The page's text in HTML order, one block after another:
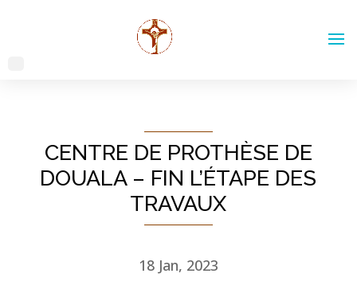
CENTRE DE PROTHÈSE DE
DOUALA – FIN L’ÉTAPE DES
TRAVAUX
18 Jan, 2023